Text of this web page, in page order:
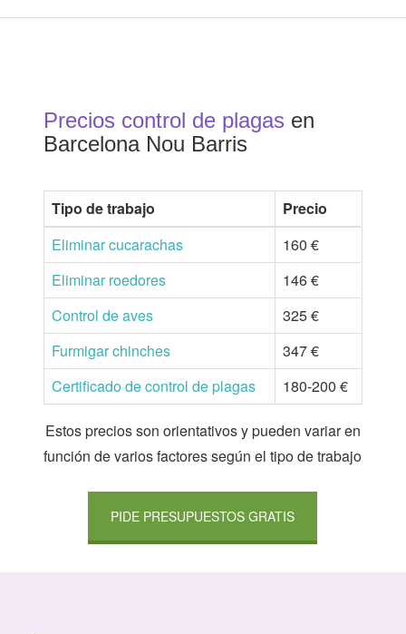
Precios control de plagas en
Barcelona Nou Barris
Tipo de trabajo
Precio
Eliminar cucarachas
160 €
Eliminar roedores
146 €
Control de aves
325 €
Furmigar chinches
347 €
Certificado de control de plagas
180-200 €
Estos precios son orientativos y pueden variar en
función de varios factores según el tipo de trabajo
PIDE PRESUPUESTOS GRATIS